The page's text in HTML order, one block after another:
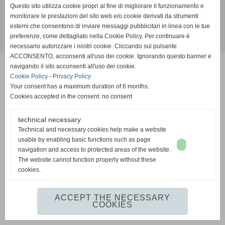
VAT: IT-01747570503 - Cap. Soc. € 25.000,00 int. vers. - Iscritta al Reg.
Imprese di Pisa n. 01747570503 - R.E.A. Pisa n. 151518
Questo sito utilizza cookie propri al fine di migliorare il funzionamento e
monitorare le prestazioni del sito web e/o cookie derivati da strumenti
esterni che consentono di inviare messaggi pubblicitari in linea con le tue
preferenze, come dettagliato nella Cookie Policy. Per continuare è
necessario autorizzare i nostri cookie. Cliccando sul pulsante
ACCONSENTO, acconsenti all'uso dei cookie. Ignorando questo banner e
navigando il sito acconsenti all'uso dei cookie.
Cookie Policy - Privacy Policy
Your consent has a maximum duration of 6 months.
Cookies accepted in the consent: no consent
technical necessary
Technical and necessary cookies help make a website
usable by enabling basic functions such as page
navigation and access to protected areas of the website.
The website cannot function properly without these
cookies.
ACCEPT THE NECESSARY
COOKIES